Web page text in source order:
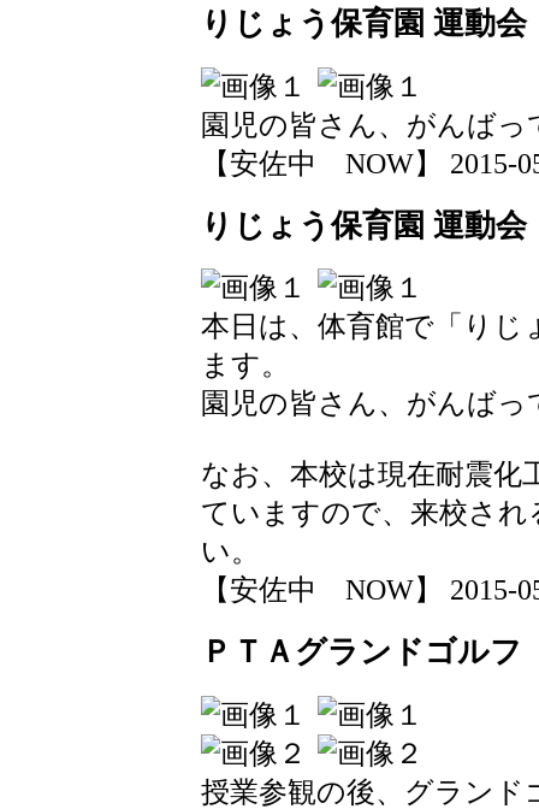
りじょう保育園 運動会
園児の皆さん、がんばっ
【安佐中 NOW】 2015-
りじょう保育園 運動会
本日は、体育館で「りじ
ます。
園児の皆さん、がんばっ
なお、本校は現在耐震化
ていますので、来校さ
い。
【安佐中 NOW】 2015-
ＰＴＡグランドゴルフ
授業参観の後、グラン